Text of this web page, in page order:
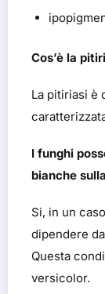
Cos’è la
La pitiriasi è
I funghi
bianche
Si, in un
dipendere
Questa
versicolor.